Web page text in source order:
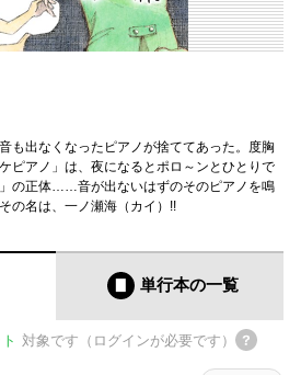
も出なくなったピアノが捨ててあった。度胸
ピアノ」は、夜になるとポロ～ンとひとりで
の正体……音が出ないはずのそのピアノを鳴
の名は、一ノ瀬海（カイ）!!
単行本の一覧
対象です（ログインが必要です）